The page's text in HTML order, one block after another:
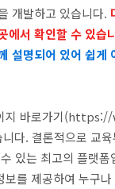
개발하고 있습니다.
에서 확인할 수 있습
설명되어 있어 쉽게
지 바로가기
다. 결론적으로 교
있는 최고의 플랫
를 제공하여 누구